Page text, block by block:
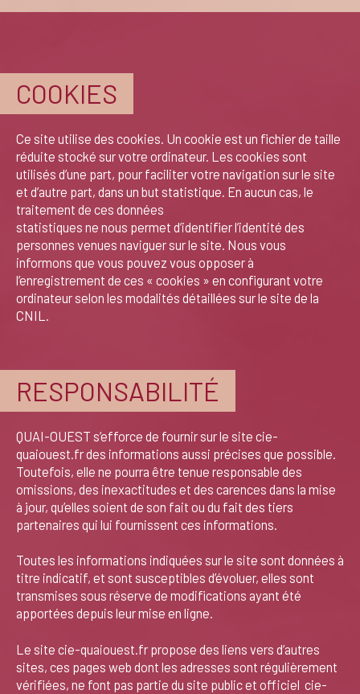
COOKIES
Ce site utilise des cookies. Un cookie est un fichier de taille
réduite stocké sur votre ordinateur. Les cookies sont
utilisés d’une part, pour faciliter votre navigation sur le site
et d’autre part, dans un but statistique. En aucun cas, le
traitement de ces données
statistiques ne nous permet d’identifier l’identité des
personnes venues naviguer sur le site. Nous vous
informons que vous pouvez vous opposer à
l’enregistrement de ces « cookies » en configurant votre
ordinateur selon les modalités détaillées sur le site de la
CNIL.
RESPONSABILITÉ
QUAI-OUEST s’efforce de fournir sur le site cie-
quaiouest.fr des informations aussi précises que possible.
Toutefois, elle ne pourra être tenue responsable des
omissions, des inexactitudes et des carences dans la mise
à jour, qu’elles soient de son fait ou du fait des tiers
partenaires qui lui fournissent ces informations.
Toutes les informations indiquées sur le site sont données à
titre indicatif, et sont susceptibles d’évoluer, elles sont
transmises sous réserve de modifications ayant été
apportées depuis leur mise en ligne.
Le site cie-quaiouest.fr propose des liens vers d’autres
sites, ces pages web dont les adresses sont régulièrement
vérifiées, ne font pas partie du site public et officiel cie-